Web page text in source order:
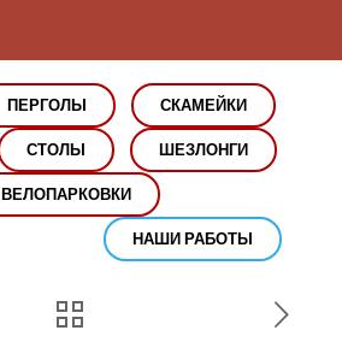
ПЕРГОЛЫ
СКАМЕЙКИ
СТОЛЫ
ШЕЗЛОНГИ
ВЕЛОПАРКОВКИ
НАШИ РАБОТЫ